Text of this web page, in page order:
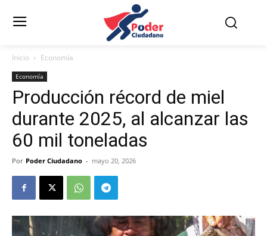
Inicio Economía
Economía
Producción récord de miel
durante 2025, al alcanzar las
60 mil toneladas
Por Poder Ciudadano - mayo 20, 2026